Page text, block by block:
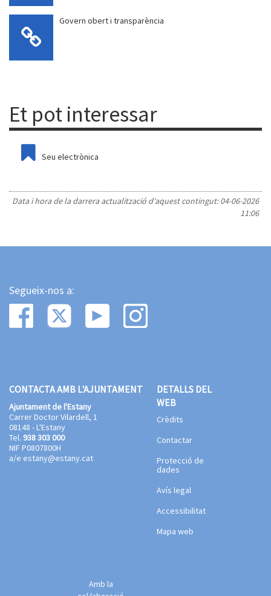
Govern obert i transparència
Et pot interessar
Seu electrònica
Data i hora de la darrera actualització d'aquest contingut:04-06-2026
11:06
Segueix-nos a:
CONTACTA AMB L'AJUNTAMENT
Ajuntament de l'Estany
Carrer Doctor Vilardell, 1
08148 - L'Estany
Tel. 938 303 000
NIF P0807800H
a/e estany@estany.cat
DETALLS DEL
WEB
Crèdits
Contactar
Protecció de
dades
Avís legal
Accessibilitat
Mapa web
Amb la